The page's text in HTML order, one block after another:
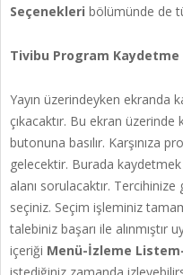
Seçenekleri bölümünde de
Tivibu Program Kaydetme
Yayın üzerindeyken ekranda
çıkacaktır. Bu ekran üzerinde
butonuna basılır. Karşınıza
gelecektir. Burada
alanı sorulacaktır.
seçiniz. Seçim işleminiz
talebiniz başarı ile alınmıştır
içeriği Menü-İzleme